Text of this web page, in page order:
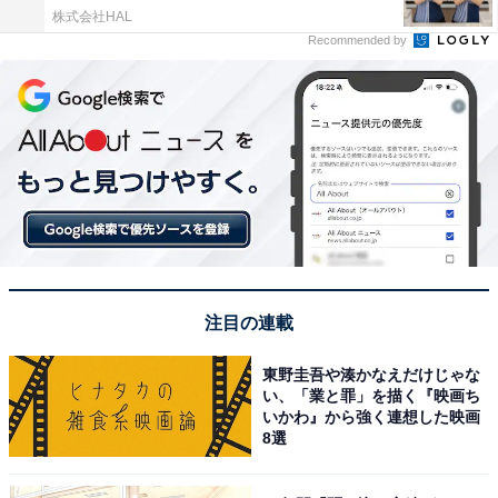
株式会社HAL
Recommended by
注目の連載
東野圭吾や湊かなえだけじゃな
い、「業と罪」を描く『映画ち
いかわ』から強く連想した映画
8選